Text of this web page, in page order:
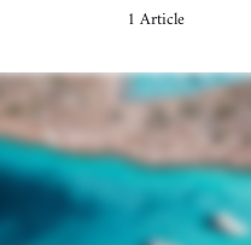
1 Article